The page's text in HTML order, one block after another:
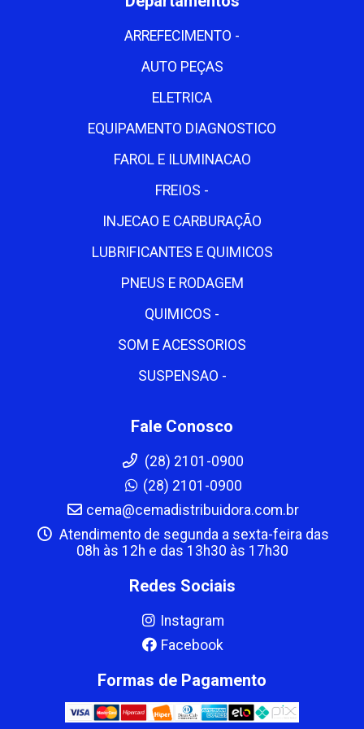
ARREFECIMENTO -
AUTO PEÇAS
ELETRICA
EQUIPAMENTO DIAGNOSTICO
FAROL E ILUMINACAO
FREIOS -
INJECAO E CARBURAÇÃO
LUBRIFICANTES E QUIMICOS
PNEUS E RODAGEM
QUIMICOS -
SOM E ACESSORIOS
SUSPENSAO -
Fale Conosco
(28) 2101-0900
(28) 2101-0900
cema@cemadistribuidora.com.br
Atendimento de segunda a sexta-feira das
08h às 12h e das 13h30 às 17h30
Redes Sociais
Instagram
Facebook
Formas de Pagamento